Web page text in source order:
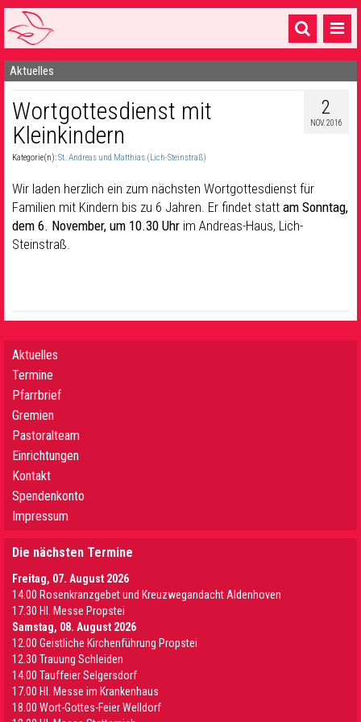
Startseite
1 Pfarrei
16 Gemeinden & mehr
Sakramente & Feste
Gemeinschaft & Soziales
Aktuelles
2
NOV. 2016
Wortgottesdienst mit
Kleinkindern
Kategorie(n):St. Andreas und Matthias (Lich-Steinstraß)
Wir laden herzlich ein zum nächsten Wortgottesdienst für
Familien mit Kindern bis zu 6 Jahren. Er findet statt am Sonntag,
dem 6. November, um 10.30 Uhr im Andreas-Haus, Lich-
Steinstraß.
Aktuelles
Termine
Pfarrbrief
Gremien
Pastoralteam
Einrichtungen
Kontakt
Spendenkonto
Impressum
Die nächsten Termine
Freitag, 07. August 2026
14.00 Rosenkranzgebet und Kreuzwegandacht Aldenhoven
17.30 Hl. Messe Propstei
Samstag, 08. August 2026
12.00 Geistliche Kirchenführung Propstei
12.30 Trauung Schleiden
14.00 Tauffeier Selgersdorf
17.00 Hl. Messe im Krankenhaus
18.00 Wort-Gottes-Feier Welldorf